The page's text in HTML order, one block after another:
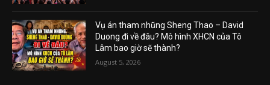
Vụ án tham nhũng Sheng Thao – David
Duong đi về đâu? Mô hình XHCN của Tô
Lâm bao giờ sẽ thành?
August 5, 2026